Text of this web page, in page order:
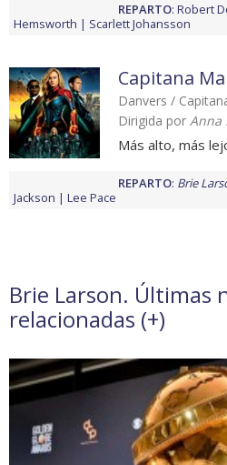
REPARTO: Robert
Hemsworth
Scarlett Johansson
Capitana
Danvers /
Dirigida por Anna
Más alto, más
REPARTO: Brie
Jackson
Lee Pace
Brie Larson. Últimas
relacionadas (+)